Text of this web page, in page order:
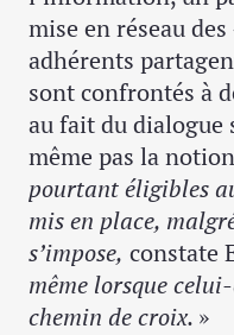
mise en réseau
adhérents
sont confrontés à
au fait du dialogue
même pas la
pourtant éligibles
mis en place,
s’impose, constate
même lorsque
chemin de croix. »